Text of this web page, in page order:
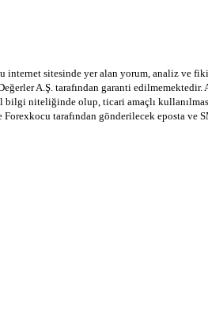
sitesinde yer alan yorum, analiz ve
A.Ş. tarafından garanti
niteliğinde olup, ticari amaçlı
tarafından gönderilecek eposta ve